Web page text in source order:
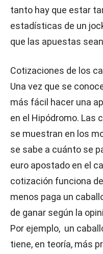
tanto hay que estar
estadísticas de un
que las apuestas
Cotizaciones de los
Una vez que se
más fácil hacer una
en el Hipódromo. Las
se muestran en los
se sabe a cuánto se
euro apostado en el
cotización funciona
menos paga un
de ganar según la
Por ejemplo, un
tiene, en teoría, más